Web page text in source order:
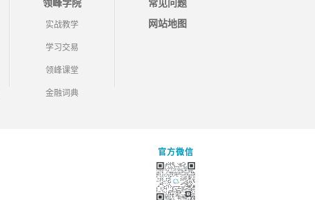
领峰学院
实战教学
学习交易
领峰课堂
金融词典
常见问题
网站地图
官方微信